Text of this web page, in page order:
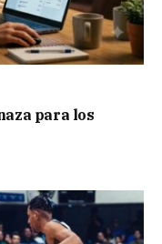
para los